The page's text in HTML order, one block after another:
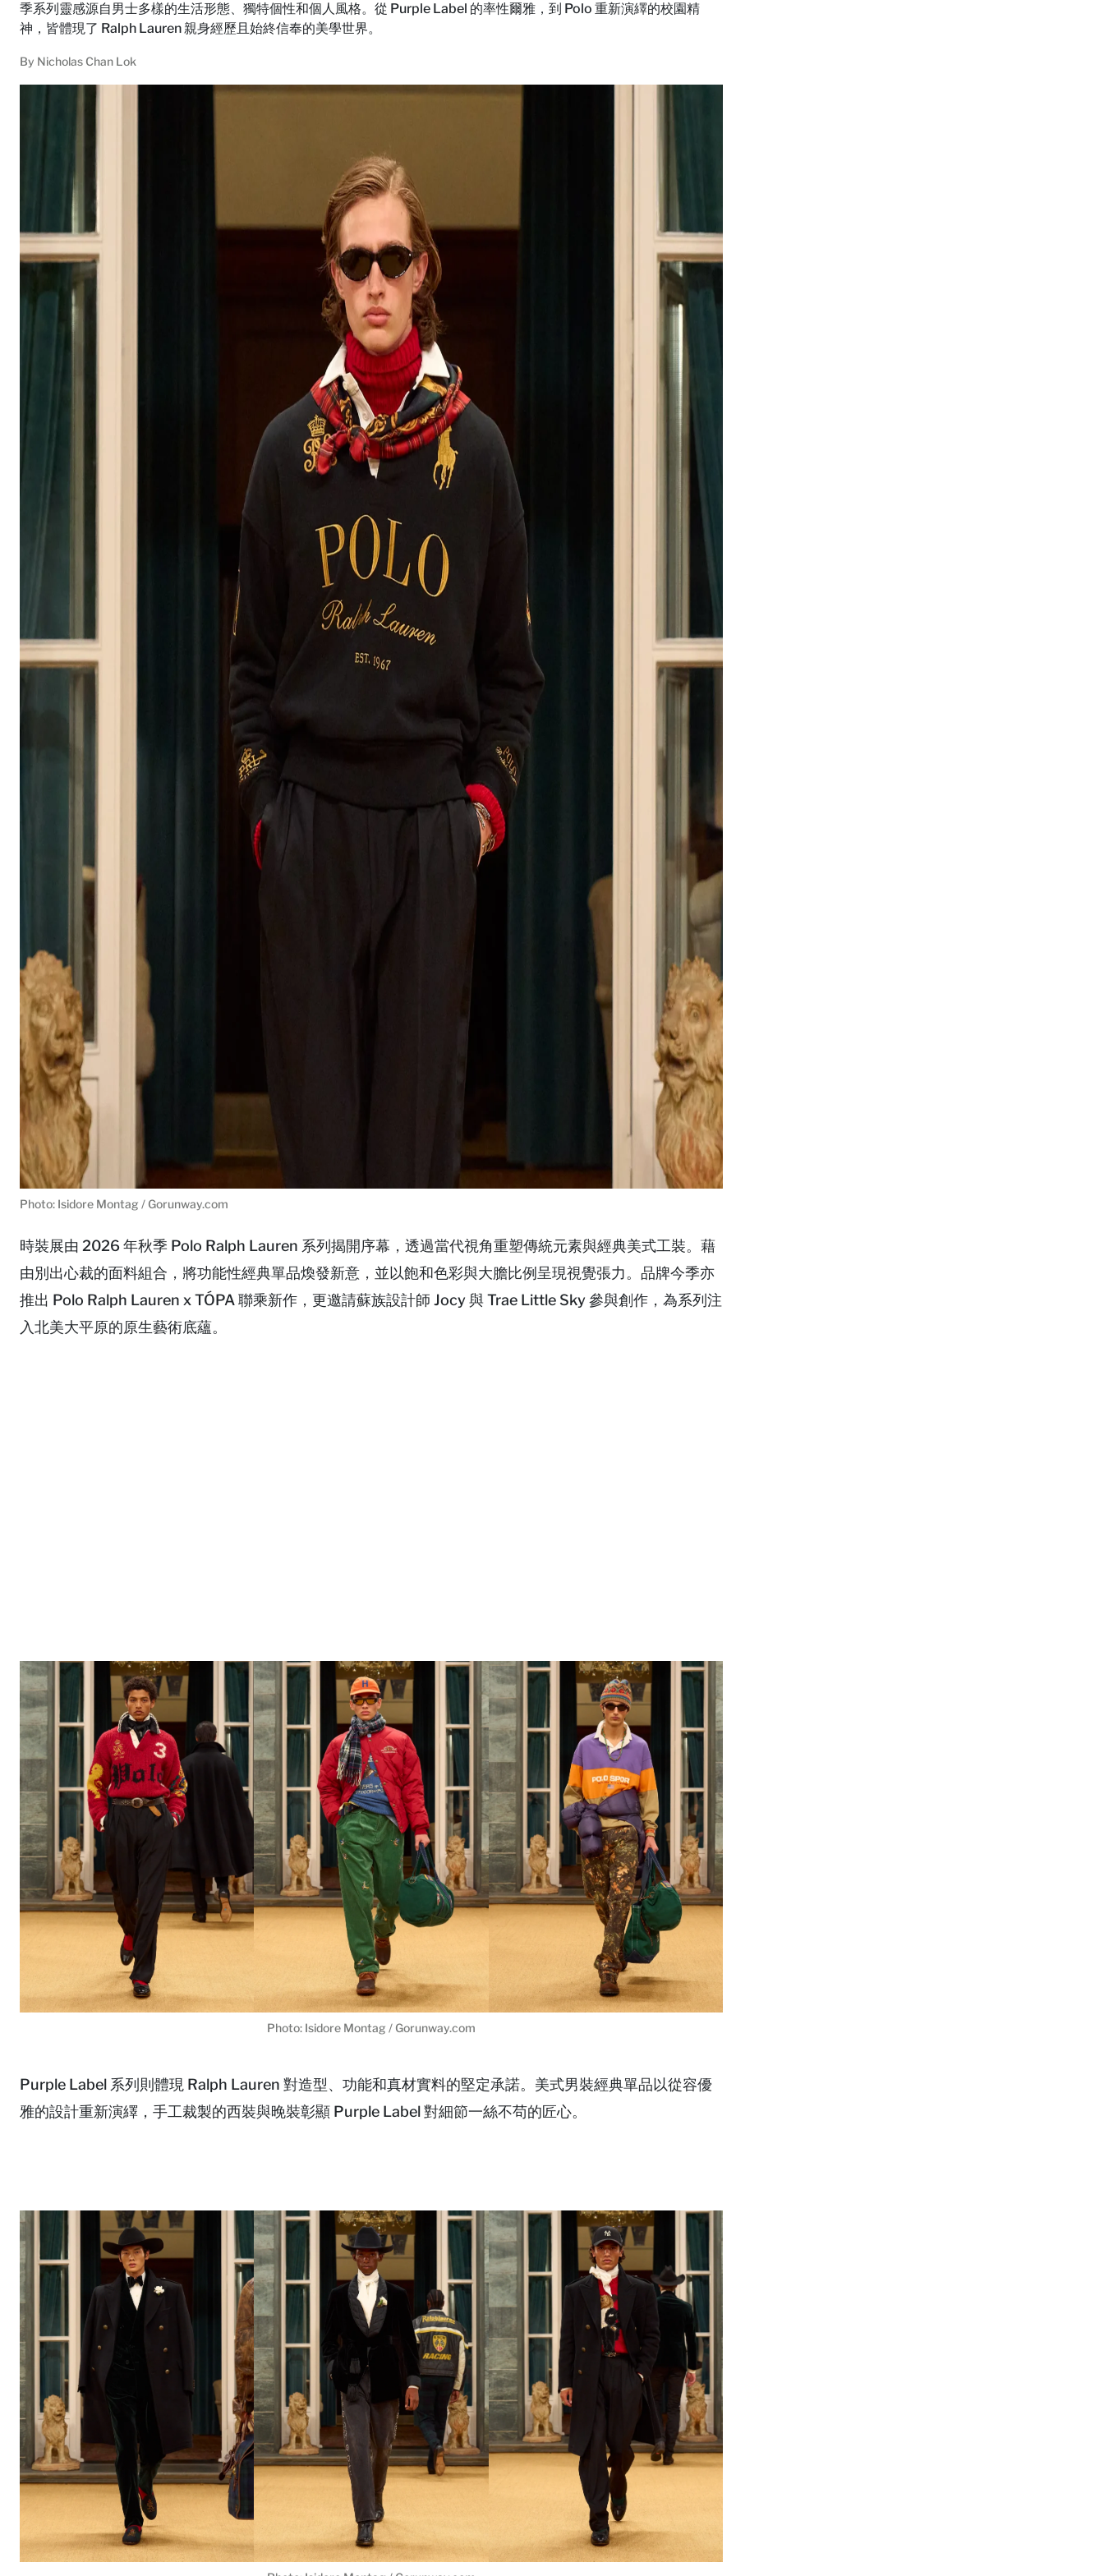
季系列靈感源自男士多樣的生活形態、獨特個性和個人風格。從 Purple Label 的率性爾雅，到 Polo 重新演繹的校園精
神，皆體現了 Ralph Lauren 親身經歷且始終信奉的美學世界。
By Nicholas Chan Lok
Photo: Isidore Montag / Gorunway.com
時裝展由 2026 年秋季 Polo Ralph Lauren 系列揭開序幕，透過當代視角重塑傳統元素與經典美式工裝。藉
由別出心裁的面料組合，將功能性經典單品煥發新意，並以飽和色彩與大膽比例呈現視覺張力。品牌今季亦
推出 Polo Ralph Lauren x TÓPA 聯乘新作，更邀請蘇族設計師 Jocy 與 Trae Little Sky 參與創作，為系列注
入北美大平原的原生藝術底蘊。
Photo: Isidore Montag / Gorunway.com
Purple Label 系列則體現 Ralph Lauren 對造型、功能和真材實料的堅定承諾。美式男裝經典單品以從容優
雅的設計重新演繹，手工裁製的西裝與晚裝彰顯 Purple Label 對細節一絲不苟的匠心。